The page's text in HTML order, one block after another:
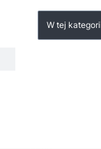
Lista
W tej